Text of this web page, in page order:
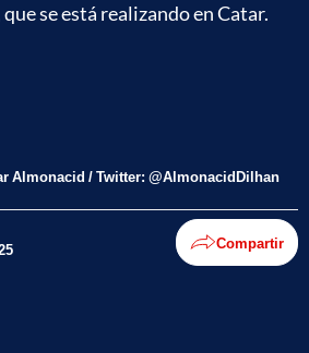
se está realizando en Catar.
Almonacid / Twitter: @AlmonacidDilhan
Compartir